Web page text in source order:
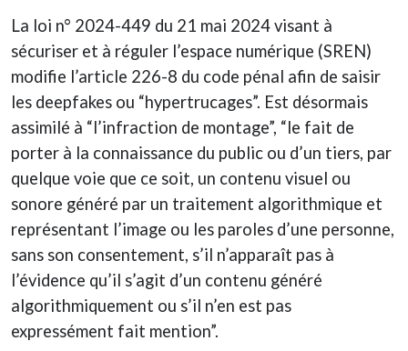
La loi n° 2024-449 du 21 mai 2024 visant à
sécuriser et à réguler l’espace numérique (SREN)
modifie l’article 226-8 du code pénal afin de saisir
les deepfakes ou “hypertrucages”. Est désormais
assimilé à “l’infraction de montage”, “le fait de
porter à la connaissance du public ou d’un tiers, par
quelque voie que ce soit, un contenu visuel ou
sonore généré par un traitement algorithmique et
représentant l’image ou les paroles d’une personne,
sans son consentement, s’il n’apparaît pas à
l’évidence qu’il s’agit d’un contenu généré
algorithmiquement ou s’il n’en est pas
expressément fait mention”.